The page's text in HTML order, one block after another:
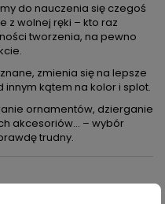
do nauczenia się czegoś
z wolnej ręki – kto raz
tworzenia, na pewno
zmienia się na lepsze
innym kątem na kolor i splot.
ornamentów, dzierganie
akcesoriów... – wybór
trudny.